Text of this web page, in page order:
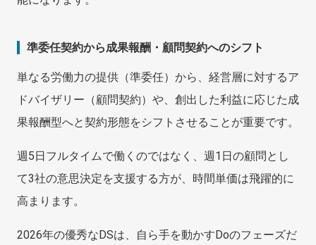
準委任契約から成果報酬・顧問契約へのシフト
単なる労働力の提供（準委任）から、経営層に対するア
ドバイザリー（顧問契約）や、創出した利益に応じた成
果報酬型へと契約形態をシフトさせることが重要です。
週5日フルタイムで働くのではなく、週1日の顧問とし
て3社の意思決定を支援する方が、時間単価は飛躍的に
高まります。
2026年の優秀なDSは、自ら手を動かすDoのフェーズだ